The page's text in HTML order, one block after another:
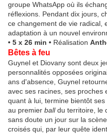
groupe WhatsApp où ils
réflexions. Pendant dix jours,
ce changement de vie radical,
adaptation à un nouvel
• 5 x 26 min • Réalisation
Bêtes à feu
Guynel et Diovany sont deux
personnalités opposées
ans d'absence, Guynel
avec ses racines, ses proches
quant à lui, termine bientôt
au premier balldu territoire, le
sans doute un jour sur la
croisés qui, par leur quête